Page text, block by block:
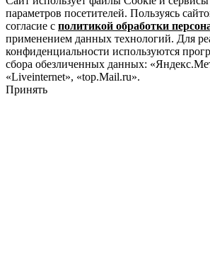
параметров посетителей. Пользуясь
согласие с политикой обработки
применением данных технологий. Для
конфиденциальности используются
сбора обезличенных данных:
«Liveinternet», «top.Mail.ru».
Принять